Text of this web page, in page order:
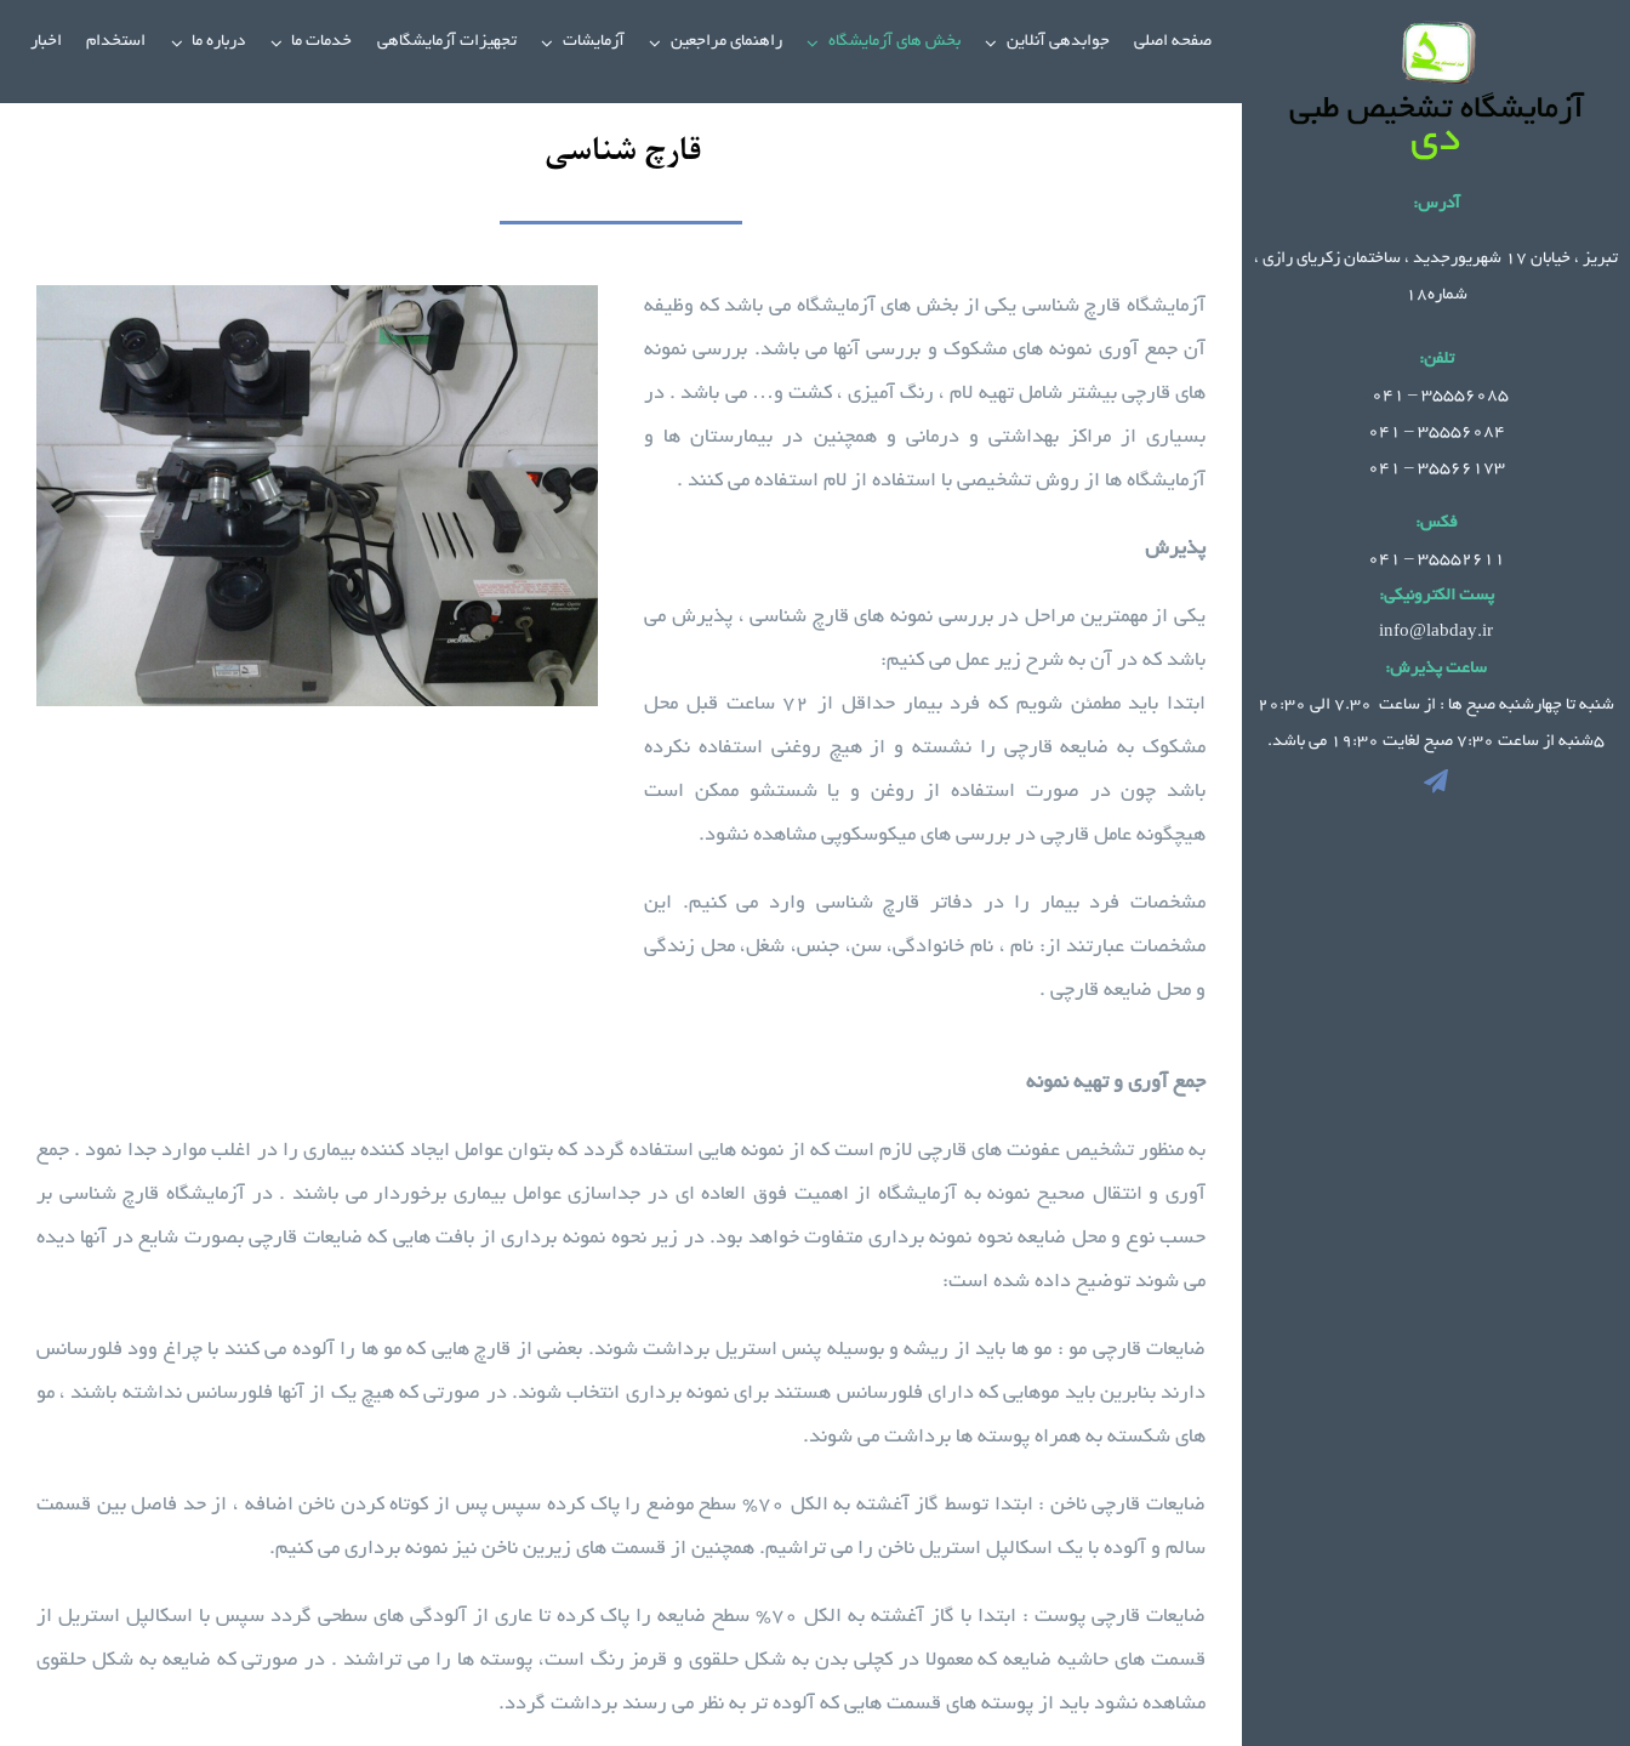
آدرس:
تبریز ، خیابان 17 شهریورجدید ، ساختمان زکریای رازی ،
شماره18
تلفن:
35556085 – 041
35556084 – 041
35566173 – 041
فکس:
35552611 – 041
پست الکترونیکی:
info@labday.ir
ساعت پذیرش:
شنبه تا چهارشنبه صبح ها : از ساعت 7.30 الی 20:30
5شنبه از ساعت 7:30 صبح لغایت 19:30 می باشد.
صفحه اصلی جوابدهی آنلاین بخش های آزمایشگاه راهنمای مراجعین آزمایشات تجهیزات آزمایشگاهی خدمات ما درباره ما استخدام اخبار
قارچ شناسی
آزمایشگاه قارچ شناسی یکی از بخش های آزمایشگاه می باشد که وظیفه
آن جمع آوری نمونه های مشکوک و بررسی آنها می باشد. بررسی نمونه
های قارچی بیشتر شامل تهیه لام ، رنگ آمیزی ، کشت و… می باشد . در
بسیاری از مراکز بهداشتی و درمانی و همچنین در بیمارستان ها و
آزمایشگاه ها از روش تشخیصی با استفاده از لام استفاده می کنند .
پذیرش
یکی از مهمترین مراحل در بررسی نمونه های قارچ شناسی ، پذیرش می
باشد که در آن به شرح زیر عمل می کنیم:
ابتدا باید مطمئن شویم که فرد بیمار حداقل از ۷۲ ساعت قبل محل
مشکوک به ضایعه قارچی را نشسته و از هیچ روغنی استفاده نکرده
باشد چون در صورت استفاده از روغن و یا شستشو ممکن است
هیچگونه عامل قارچی در بررسی های میکوسکوپی مشاهده نشود.
مشخصات فرد بیمار را در دفاتر قارچ شناسی وارد می کنیم. این
مشخصات عبارتند از: نام ، نام خانوادگی، سن، جنس، شغل، محل زندگی
و محل ضایعه قارچی .
جمع آوری و تهیه نمونه
به منظور تشخیص عفونت های قارچی لازم است که از نمونه هایی استفاده گردد که بتوان عوامل ایجاد کننده بیماری را در اغلب موارد جدا نمود . جمع
آوری و انتقال صحیح نمونه به آزمایشگاه از اهمیت فوق العاده ای در جداسازی عوامل بیماری برخوردار می باشند . در آزمایشگاه قارچ شناسی بر
حسب نوع و محل ضایعه نحوه نمونه برداری متفاوت خواهد بود. در زیر نحوه نمونه برداری از بافت هایی که ضایعات قارچی بصورت شایع در آنها دیده
می شوند توضیح داده شده است:
ضایعات قارچی مو : مو ها باید از ریشه و بوسیله پنس استریل برداشت شوند. بعضی از قارچ هایی که مو ها را آلوده می کنند با چراغ وود فلورسانس
دارند بنابرین باید موهایی که دارای فلورسانس هستند برای نمونه برداری انتخاب شوند. در صورتی که هیچ یک از آنها فلورسانس نداشته باشند ، مو
های شکسته به همراه پوسته ها برداشت می شوند.
ضایعات قارچی ناخن : ابتدا توسط گاز آغشته به الکل ۷۰% سطح موضع را پاک کرده سپس پس از کوتاه کردن ناخن اضافه ، از حد فاصل بین قسمت
سالم و آلوده با یک اسکالپل استریل ناخن را می تراشیم. همچنین از قسمت های زیرین ناخن نیز نمونه برداری می کنیم.
ضایعات قارچی پوست : ابتدا با گاز آغشته به الکل ۷۰% سطح ضایعه را پاک کرده تا عاری از آلودگی های سطحی گردد سپس با اسکالپل استریل از
قسمت های حاشیه ضایعه که معمولا در کچلی بدن به شکل حلقوی و قرمز رنگ است، پوسته ها را می تراشند . در صورتی که ضایعه به شکل حلقوی
مشاهده نشود باید از پوسته های قسمت هایی که آلوده تر به نظر می رسند برداشت گردد.